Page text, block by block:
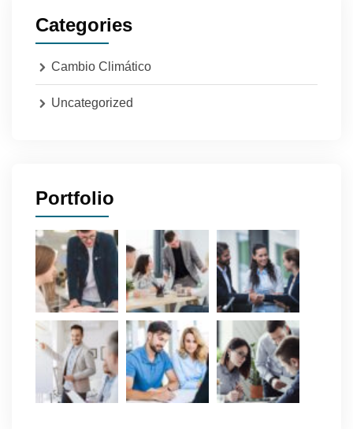
Categories
Cambio Climático
Uncategorized
Portfolio